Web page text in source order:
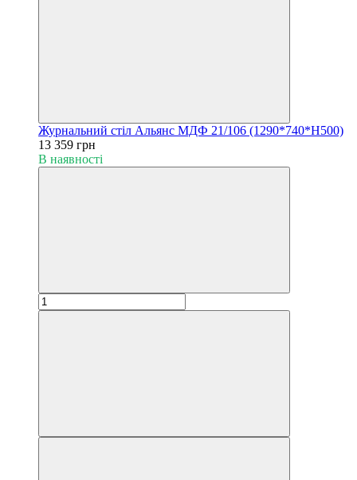
Журнальний стіл Альянс МДФ 21/106 (1290*740*Н500)
13 359 грн
В наявності